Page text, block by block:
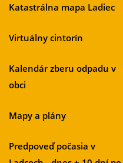
Katastrálna mapa Ladiec
Virtuálny cintorín
Kalendár zberu odpadu v
obci
Mapy a plány
Predpoveď počasia v